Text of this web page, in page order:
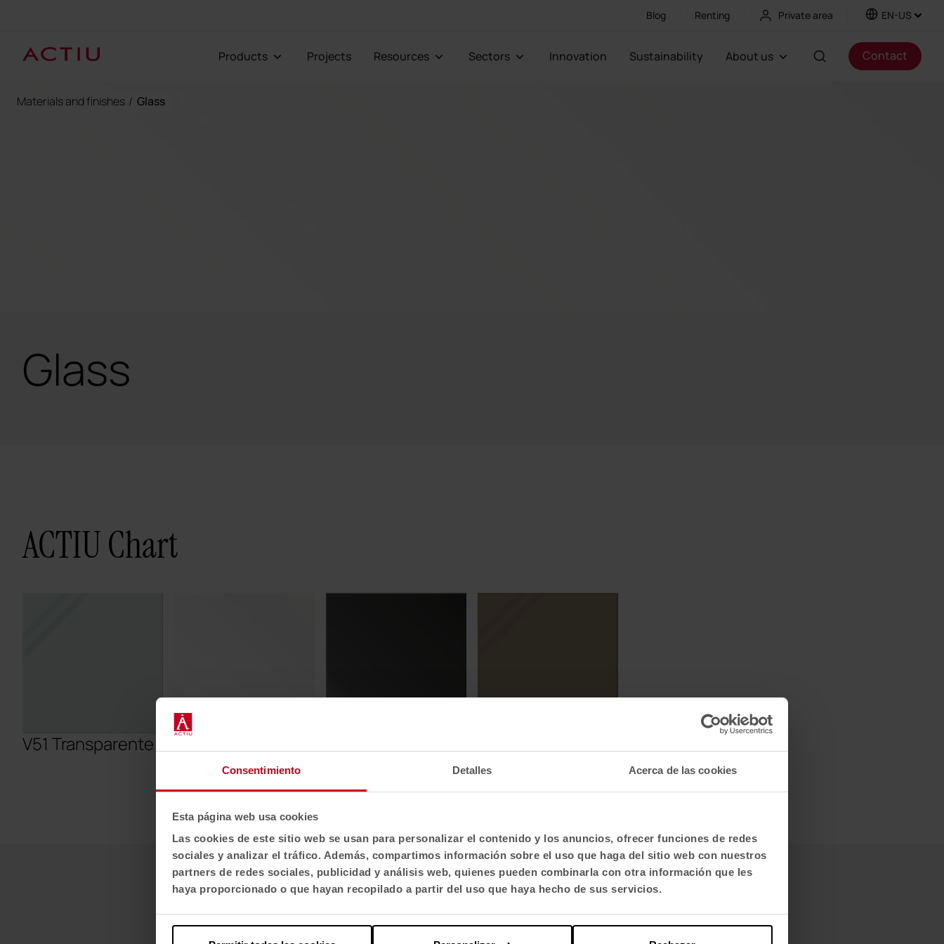
Consentimiento Detalles Acerca de las cookies
Esta página web usa cookies
Las cookies de este sitio web se usan para personalizar el contenido y los anuncios, ofrecer funciones de redes
sociales y analizar el tráfico. Además, compartimos información sobre el uso que haga del sitio web con nuestros
partners de redes sociales, publicidad y análisis web, quienes pueden combinarla con otra información que les
haya proporcionado o que hayan recopilado a partir del uso que haya hecho de sus servicios.
Blog Renting Private area EN-US
Products Projects Resources Sectors Innovation Sustainability About us Contact
Materials and finishes / Glass
Glass
ACTIU Chart
V51 Transparente V52 Blanco
Technical Specifications